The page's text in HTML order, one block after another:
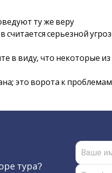
ту же веру
серьезной
в виду, что некоторые
это ворота к
тура?